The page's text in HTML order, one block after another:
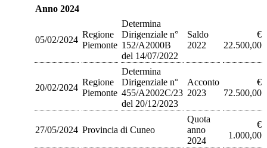
Anno 2024
05/02/2024
Regione
Piemonte
Determina
Dirigenziale n°
152/A2000B
del 14/07/2022
Saldo
2022
€
22.500,00
20/02/2024
Regione
Piemonte
Determina
Dirigenziale n°
455/A2002C/23
del 20/12/2023
Acconto
2023
€
72.500,00
27/05/2024 Provincia di Cuneo
Quota
anno
2024
€
1.000,00